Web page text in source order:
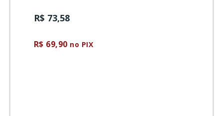
R$ 73,58
R$ 69,90 no PIX